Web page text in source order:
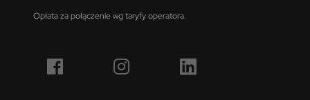
Opłata za połączenie wg taryfy operatora.